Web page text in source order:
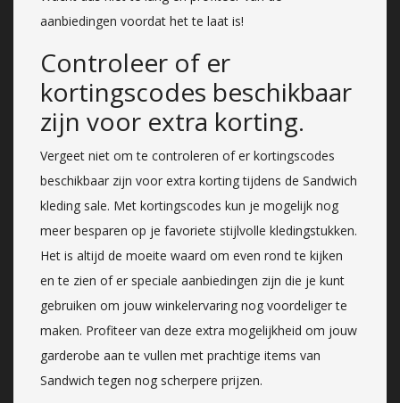
aanbiedingen voordat het te laat is!
Controleer of er
kortingscodes beschikbaar
zijn voor extra korting.
Vergeet niet om te controleren of er kortingscodes
beschikbaar zijn voor extra korting tijdens de Sandwich
kleding sale. Met kortingscodes kun je mogelijk nog
meer besparen op je favoriete stijlvolle kledingstukken.
Het is altijd de moeite waard om even rond te kijken
en te zien of er speciale aanbiedingen zijn die je kunt
gebruiken om jouw winkelervaring nog voordeliger te
maken. Profiteer van deze extra mogelijkheid om jouw
garderobe aan te vullen met prachtige items van
Sandwich tegen nog scherpere prijzen.